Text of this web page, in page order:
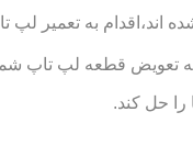
به تعمیر لپ
تعویض قطعه لپ تاپ
حل کند.